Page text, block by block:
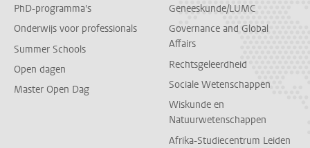
PhD-programma's
Onderwijs voor professionals
Summer Schools
Open dagen
Master Open Dag
Geneeskunde/LUMC
Governance and Global
Affairs
Rechtsgeleerdheid
Sociale Wetenschappen
Wiskunde en
Natuurwetenschappen
Afrika-Studiecentrum Leiden